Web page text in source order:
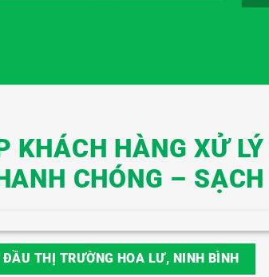
KHÁCH HÀNG XỬ
CHÓNG –
THỊ TRƯỜNG HOA LƯ, NINH BÌNH